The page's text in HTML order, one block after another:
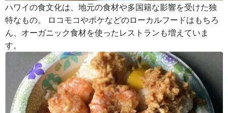
ハワイの食文化は、地元の食材や多国籍な影響を受けた独
特なもの。 ロコモコやポケなどのローカルフードはもちろ
ん、オーガニック食材を使ったレストランも増えていま
す。